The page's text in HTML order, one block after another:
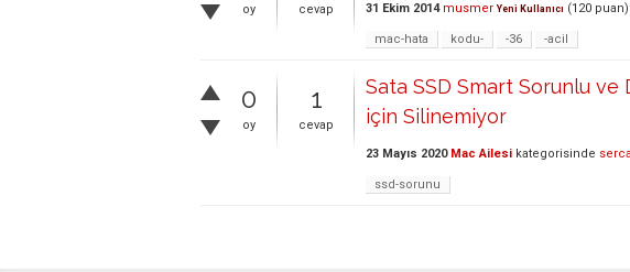
oy cevap 31 Ekim 2014 musmer Yeni Kullanıcı (120 puan)
mac-hata kodu- -36 -acil
0
oy
1
cevap
Sata SSD Smart Sorunlu ve
için Silinemiyor
23 Mayıs 2020 Mac Ailesi kategorisinde
ssd-sorunu